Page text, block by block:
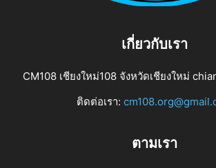
เกี่ยวกับเรา
CM108 เชียงใหม่108 จังหวัดเชียงใหม่
ติดต่อเรา:
ตามเรา